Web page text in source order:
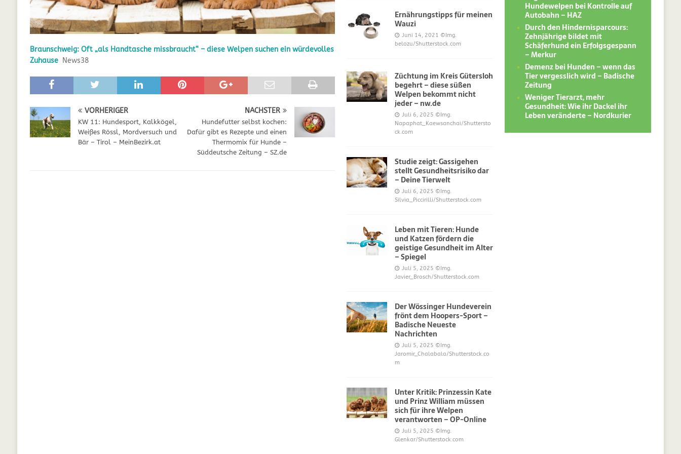
GESUNDHEIT
[ Juli 5, 2025 ] Der Wössinger Hundeverein frönt dem Hoopers-Sport – Badische Neueste Nachrichten SPORT
[ Juli 5, 2025 ] Unter Kritik: Prinzessin Kate und Prinz William müssen sich für ihre Welpen verantworten – OP-
[ September 29, 2021 ] Kalzium für Hunde – Knochen oder Eierschalen? DIES UND DAS
Braunschweig: Oft „als Handtasche missbraucht“ – diese Welpen suchen ein würdevolles
Zuhause News38
VORHERIGER
KW 11: Hundesport, Kalkkögel,
Weißes Rössl, Mordversuch und
Bär – Tirol – MeinBezirk.at
NÄCHSTER
Hundefutter selbst kochen:
Dafür gibt es Rezepte und einen
Thermomix für Hunde –
Süddeutsche Zeitung – SZ.de
Ernährungstipps für meinen
Wauzi
Juni 14, 2021 ©Img.
belozu/Shutterstock.com
Züchtung im Kreis Gütersloh
begehrt – diese süßen
Welpen bekommt nicht
jeder – nw.de
Juli 6, 2025 ©Img.
Napaphat_Kaewsanchai/Shuttersto
ck.com
Studie zeigt: Gassigehen
stellt Gesundheitsrisiko dar
– Deine Tierwelt
Juli 6, 2025 ©Img.
Silvia_Piccirilli/Shutterstock.com
Leben mit Tieren: Hunde
und Katzen fördern die
geistige Gesundheit im Alter
– Spiegel
Juli 5, 2025 ©Img.
Javier_Brosch/Shutterstock.com
Der Wössinger Hundeverein
frönt dem Hoopers-Sport –
Badische Neueste
Nachrichten
Juli 5, 2025 ©Img.
Jaromir_Chalabala/Shutterstock.co
m
Unter Kritik: Prinzessin Kate
und Prinz William müssen
sich für ihre Welpen
verantworten – OP-Online
Juli 5, 2025 ©Img.
Glenkar/Shutterstock.com
Hundewelpen bei Kontrolle auf
Autobahn – HAZ
Durch den Hindernisparcours:
Zehnjährige bildet mit
Schäferhund ein Erfolgsgespann
– Merkur
Demenz bei Hunden – wenn das
Tier vergesslich wird – Badische
Zeitung
Weniger Tierarzt, mehr
Gesundheit: Wie ihr Dackel ihr
Leben veränderte – Nordkurier